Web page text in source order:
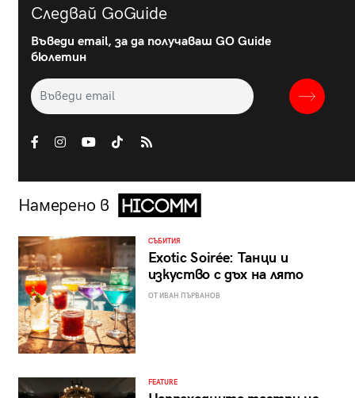
Следвай GoGuide
Въведи email, за да получаваш GO Guide
бюлетин
Намерено в
СЪБИТИЯ
Exotic Soirée: Танци и
изкуство с дъх на лято
ОТ ИВАН ПЪРВАНОВ
FEATURE